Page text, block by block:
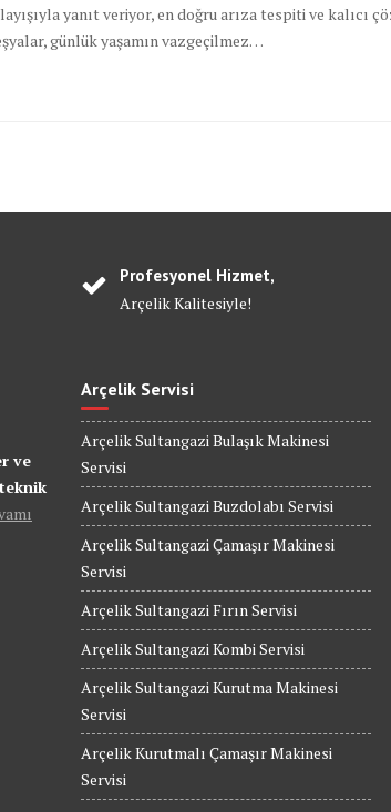
yanıt veriyor, en doğru arıza tespiti ve kalıcı
günlük yaşamın vazgeçilmez…
Profesyonel Hizmet,
Arçelik Kalitesiyle!
ve
teknik
Arçelik Servisi
Arçelik Sultangazi Bulaşık Makinesi
Servisi
Arçelik Sultangazi Buzdolabı Servisi
Arçelik Sultangazi Çamaşır Makinesi
Servisi
Arçelik Sultangazi Fırın Servisi
Arçelik Sultangazi Kombi Servisi
Arçelik Sultangazi Kurutma Makinesi
Servisi
Arçelik Kurutmalı Çamaşır Makinesi
Servisi